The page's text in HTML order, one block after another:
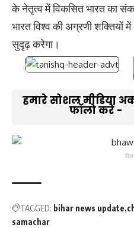
के नेतृत्व में विकसित भारत का
भारत विश्व की अग्रणी
सुदृढ़ करेगा।
हमारे सोशल मीडिया
फॉलो करें -
TAGGED: bihar news update
samachar